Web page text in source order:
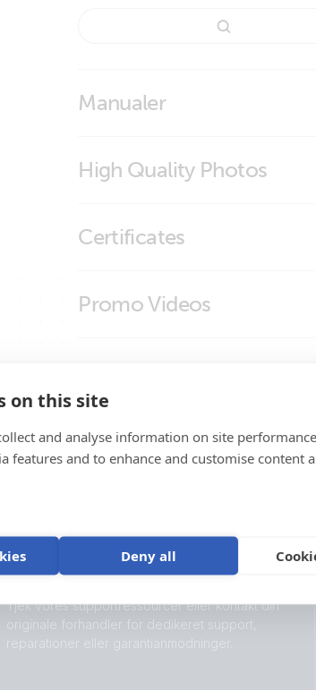
on this site
and analyse information on site
features and to enhance and customise content
Deny all
Manualer
High Quality Photos
Certificates
Promo Videos
Support
Tjek vores supportressourcer eller kontakt din
originale forhandler for dedikeret support,
reparationer eller garantianmodninger.